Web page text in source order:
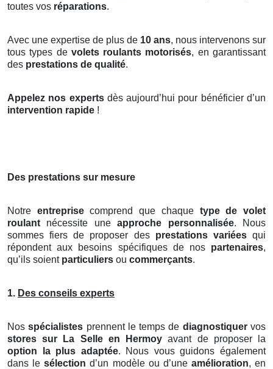
toutes vos réparations.
Avec une expertise de plus de 10 ans, nous intervenons sur
tous types de volets roulants motorisés, en garantissant
des prestations de qualité.
Appelez nos expertsdès aujourd’hui pour bénéficier d’un
intervention rapide !
Des prestations sur mesure
Notre entreprisecomprend que chaque type de volet
roulant nécessite uneapproche personnalisée. Nous
sommes fiers de proposer des prestations variéesqui
répondent aux besoins spécifiques de nos partenaires,
qu’ils soient particuliers ou commerçants.
1. Des conseils experts
Nosspécialistes prennent le temps de diagnostiquervos
stores sur La Selle en Hermoyavant de proposer la
option la plus adaptée. Nous vous guidons également
dans lesélection d’un modèle ou d’une amélioration, en